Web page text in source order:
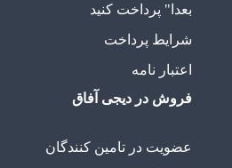
بعدا" پرداخت کنید
شرایط پرداخت
اعتبار نامه
فروش در دیجی آفاق
عضویت در تامین کنندگان